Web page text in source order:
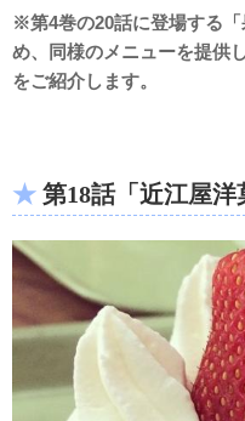
※第4巻の20話に登場する
め、同様のメニューを提供
をご紹介します。
第18話「近江屋洋